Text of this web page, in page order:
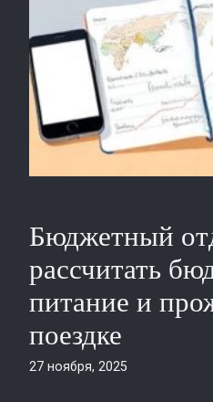
Бюджетный
рассчитать
питание и
поездке
27 ноября, 2025